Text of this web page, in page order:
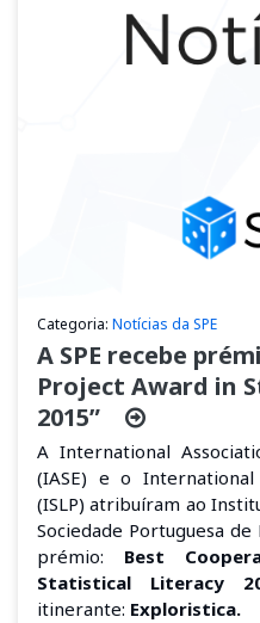
Categoria: Notícias da SPE
A SPE recebe
Project Award in
2015”
A International
(IASE) e o
(ISLP) atribuíram ao
Sociedade Portuguesa
prémio: Best
Statistical Literacy
itinerante: Exploristica.